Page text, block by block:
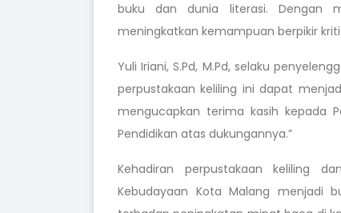
buku dan dunia literasi. Dengan
meningkatkan kemampuan berpikir
Yuli Iriani, S.Pd, M.Pd, selaku
perpustakaan keliling ini dapat
mengucapkan terima kasih kepada
Pendidikan atas dukungannya.”
Kehadiran perpustakaan keliling
Kebudayaan Kota Malang menjadi